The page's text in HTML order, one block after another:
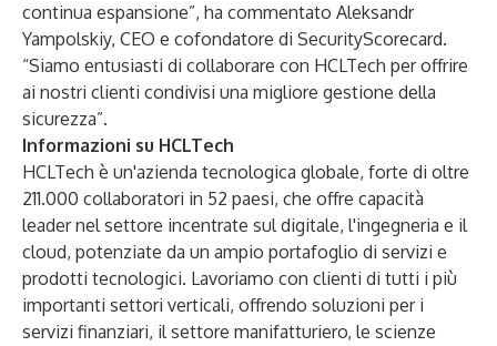
continua espansione”, ha commentato Aleksandr
Yampolskiy, CEO e cofondatore di SecurityScorecard.
“Siamo entusiasti di collaborare con HCLTech per offrire
ai nostri clienti condivisi una migliore gestione della
sicurezza”.
Informazioni su HCLTech
HCLTech è un'azienda tecnologica globale, forte di oltre
211.000 collaboratori in 52 paesi, che offre capacità
leader nel settore incentrate sul digitale, l'ingegneria e il
cloud, potenziate da un ampio portafoglio di servizi e
prodotti tecnologici. Lavoriamo con clienti di tutti i più
importanti settori verticali, offrendo soluzioni per i
servizi finanziari, il settore manifatturiero, le scienze